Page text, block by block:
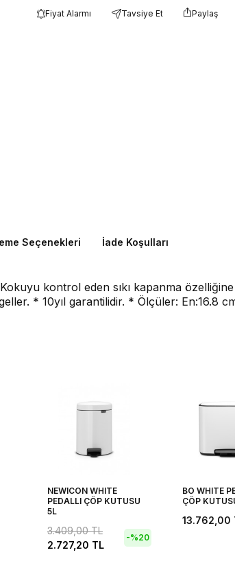
Fiyat Alarmı Tavsiye Et Paylaş
Seçenekleri İade Koşulları
kontrol eden sıkı kapanma
* 10yıl garantilidir. * Ölçüler: En:16.8
NEWICON WHITE
PEDALLI ÇÖP KUTUSU
5L
3.409,00TL
2.727,20 TL
-%20
BO WHITE
ÇÖP
13.762,00